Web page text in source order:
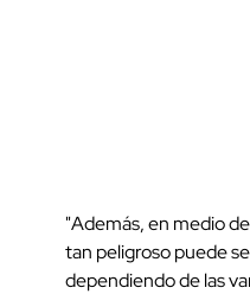
"Además, en medio
tan peligroso puede
dependiendo de las